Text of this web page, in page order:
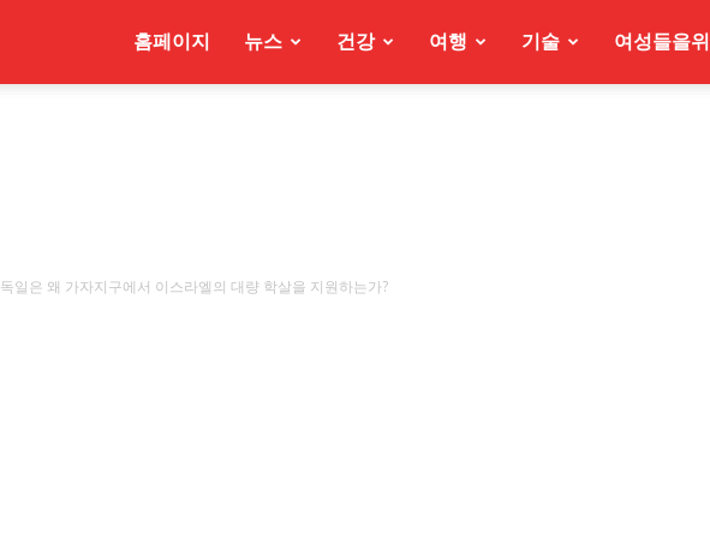
홈페이지 뉴스 건강 여행 기술 여성들을
독일은 왜 가자지구에서 이스라엘의 대량 학살을 지원하는가?